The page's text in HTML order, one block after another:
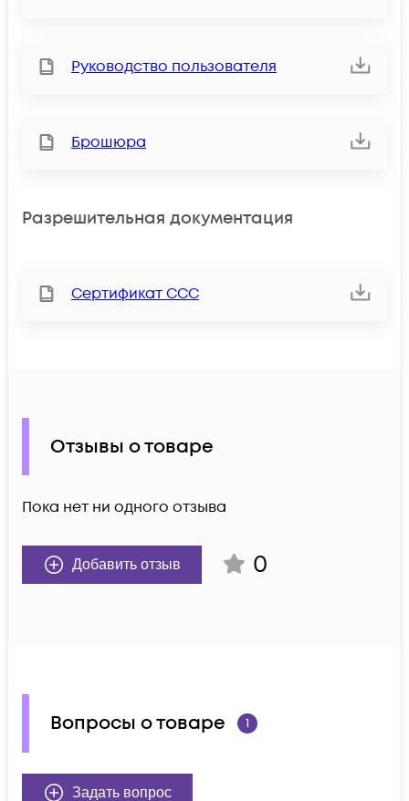
Руководство пользователя
Брошюра
Разрешительная документация
Сертификат ССС
Отзывы о товаре
Пока нет ни одного отзыва
Добавить отзыв 0
Вопросы о товаре 1
Задать вопрос